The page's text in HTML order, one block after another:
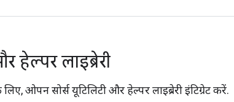
हेल्पर लाइब्रेरी
ओपन सोर्स यूटिलिटी और हेल्पर लाइब्रेरी इंटिग्रेट करें.